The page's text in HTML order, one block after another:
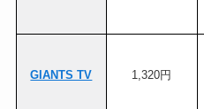
GIANTS TV 1,320円